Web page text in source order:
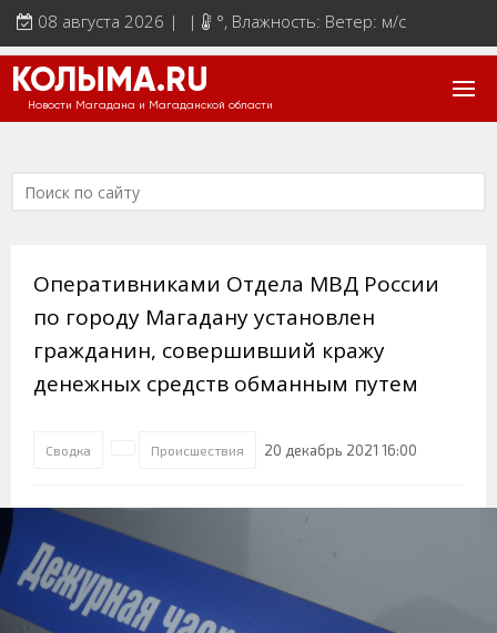
08 августа 2026 | | °, Влажность: Ветер: м/с
КОЛЫМА.RU
Новости Магадана и Магаданской области
Оперативниками Отдела МВД России
по городу Магадану установлен
гражданин, совершивший кражу
денежных средств обманным путем
Сводка Происшествия 20 декабрь 2021 16:00